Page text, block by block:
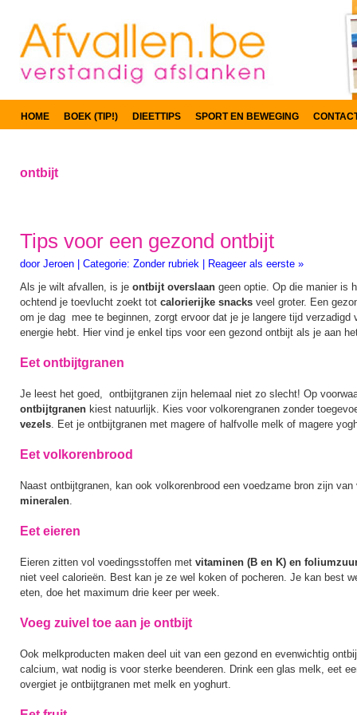
HOME BOEK (TIP!) DIEETTIPS SPORT EN BEWEGING
ontbijt
Tips voor een gezond ontbijt
door Jeroen Categorie: Zonder rubriek
Reageer als eerste »
Als je wilt afvallen, is je ontbijt overslaan geen optie. Op die manier is
ochtend je toevlucht zoekt tot calorierijke snacks veel groter. Een
om je dag mee te beginnen, zorgt ervoor dat je je langere tijd verzadigd
energie hebt. Hier vind je enkel tips voor een gezond ontbijt als je aan
Eet ontbijtgranen
Je leest het goed, ontbijtgranen zijn helemaal niet zo slecht! Op
ontbijtgranen kiest natuurlijk. Kies voor volkorengranen zonder
vezels. Eet je ontbijtgranen met magere of halfvolle melk of magere
Eet volkorenbrood
Naast ontbijtgranen, kan ook volkorenbrood een voedzame bron zijn van
mineralen.
Eet eieren
Eieren zitten vol voedingsstoffen met vitaminen (B en K) en
niet veel calorieën. Best kan je ze wel koken of pocheren. Je kan best
eten, doe het maximum drie keer per week.
Voeg zuivel toe aan je ontbijt
Ook melkproducten maken deel uit van een gezond en evenwichtig
calcium, wat nodig is voor sterke beenderen. Drink een glas melk, eet
overgiet je ontbijtgranen met melk en yoghurt.